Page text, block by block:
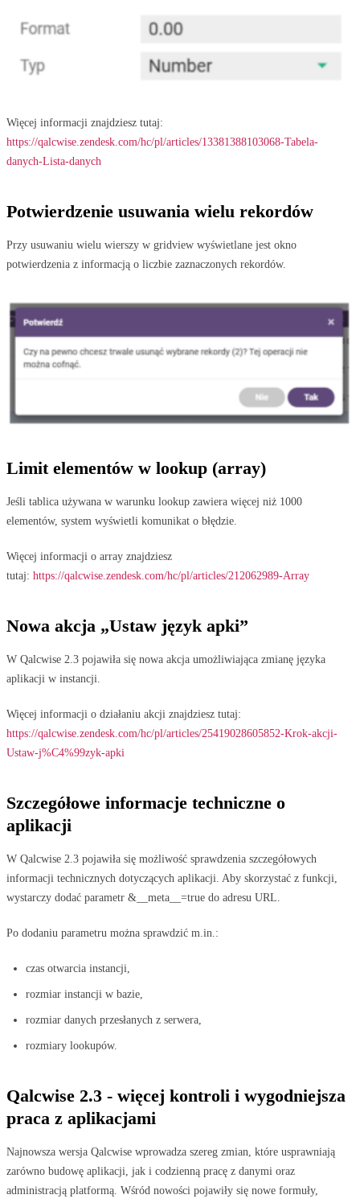
Więcej informacji znajdziesz tutaj:
https://qalcwise.zendesk.com/hc/pl/articles/13381388103068-Tabela-
danych-Lista-danych
Potwierdzenie usuwania wielu rekordów
Przy usuwaniu wielu wierszy w gridview wyświetlane jest okno
potwierdzenia z informacją o liczbie zaznaczonych rekordów.
Limit elementów w lookup (array)
Jeśli tablica używana w warunku lookup zawiera więcej niż 1000
elementów, system wyświetli komunikat o błędzie.
Więcej informacji o array znajdziesz
tutaj: https://qalcwise.zendesk.com/hc/pl/articles/212062989-Array
Nowa akcja „Ustaw język apki”
W Qalcwise 2.3 pojawiła się nowa akcja umożliwiająca zmianę języka
aplikacji w instancji.
Więcej informacji o działaniu akcji znajdziesz tutaj:
https://qalcwise.zendesk.com/hc/pl/articles/25419028605852-Krok-akcji-
Ustaw-j%C4%99zyk-apki
Szczegółowe informacje techniczne o
aplikacji
W Qalcwise 2.3 pojawiła się możliwość sprawdzenia szczegółowych
informacji technicznych dotyczących aplikacji. Aby skorzystać z funkcji,
wystarczy dodać parametr &__meta__=true do adresu URL.
Po dodaniu parametru można sprawdzić m.in.:
czas otwarcia instancji,
rozmiar instancji w bazie,
rozmiar danych przesłanych z serwera,
rozmiary lookupów.
Qalcwise 2.3 - więcej kontroli i wygodniejsza
praca z aplikacjami
Najnowsza wersja Qalcwise wprowadza szereg zmian, które usprawniają
zarówno budowę aplikacji, jak i codzienną pracę z danymi oraz
administracją platformą. Wśród nowości pojawiły się nowe formuły,